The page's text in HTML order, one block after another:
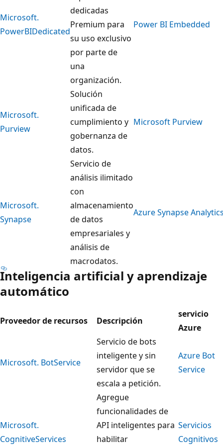
Microsoft.
PowerBIDedicated
dedicadas
Premium para
su uso exclusivo
por parte de
una
organización.
Power BI Embedded
Microsoft.
Purview
Solución
unificada de
cumplimiento y
gobernanza de
datos.
Microsoft Purview
Microsoft.
Synapse
Servicio de
análisis ilimitado
con
almacenamiento
de datos
empresariales y
análisis de
macrodatos.
Azure Synapse
Inteligencia artificial y aprendizaje
automático
Proveedor de recursos Descripción
servicio
Azure
Microsoft. BotService
Servicio de bots
inteligente y sin
servidor que se
escala a petición.
Azure Bot
Service
Microsoft.
CognitiveServices
Agregue
funcionalidades de
API inteligentes para
habilitar
Servicios
Cognitivos